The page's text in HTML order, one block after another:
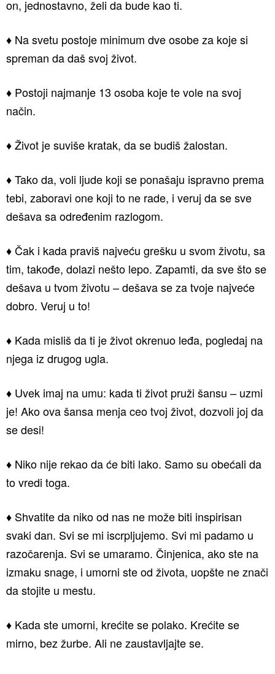
on, jednostavno, želi da bude kao ti.
♦ Na svetu postoje minimum dve osobe za koje si
spreman da daš svoj život.
♦ Postoji najmanje 13 osoba koje te vole na svoj
način.
♦ Život je suviše kratak, da se budiš žalostan.
♦ Tako da, voli ljude koji se ponašaju ispravno prema
tebi, zaboravi one koji to ne rade, i veruj da se sve
dešava sa određenim razlogom.
♦ Čak i kada praviš najveću grešku u svom životu, sa
tim, takođe, dolazi nešto lepo. Zapamti, da sve što se
dešava u tvom životu – dešava se za tvoje najveće
dobro. Veruj u to!
♦ Kada misliš da ti je život okrenuo leđa, pogledaj na
njega iz drugog ugla.
♦ Uvek imaj na umu: kada ti život pruži šansu – uzmi
je! Ako ova šansa menja ceo tvoj život, dozvoli joj da
se desi!
♦ Niko nije rekao da će biti lako. Samo su obećali da
to vredi toga.
♦ Shvatite da niko od nas ne može biti inspirisan
svaki dan. Svi se mi iscrpljujemo. Svi mi padamo u
razočarenja. Svi se umaramo. Činjenica, ako ste na
izmaku snage, i umorni ste od života, uopšte ne znači
da stojite u mestu.
♦ Kada ste umorni, krećite se polako. Krećite se
mirno, bez žurbe. Ali ne zaustavljajte se.